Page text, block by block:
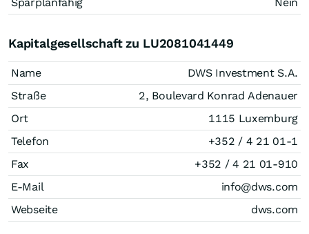
Kapitalgesellschaft zu LU2081041449
Name
DWS Investment S.A.
Straße
2, Boulevard Konrad Adenauer
Ort
1115 Luxemburg
Telefon
+352 / 4 21 01-1
Fax
+352 / 4 21 01-910
E-Mail
info@dws.com
Webseite
dws.com